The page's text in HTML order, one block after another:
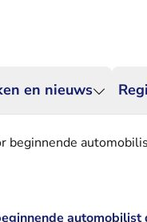
en nieuws
beginnende
automobilist